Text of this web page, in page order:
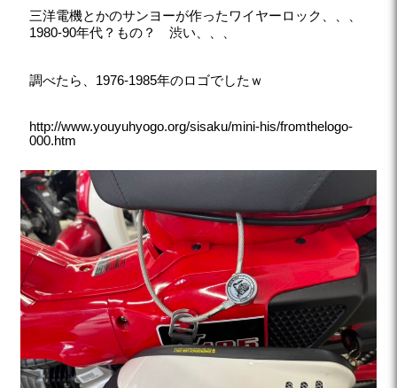
三洋電機とかのサンヨーが作ったワイヤーロック、、、
1980-90年代？もの？ 渋い、、、
調べたら、1976-1985年のロゴでしたｗ
http://www.youyuhyogo.org/sisaku/mini-his/fromthelogo-
000.htm